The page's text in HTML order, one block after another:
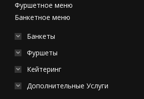
Фуршетное меню
Банкетное меню
Банкеты
Фуршеты
Кейтеринг
Дополнительные Услуги